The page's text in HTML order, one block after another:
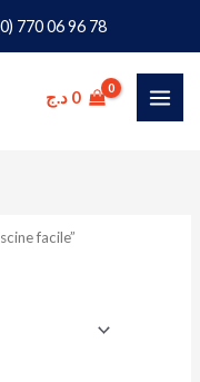
770 06 96 78
0 د.ج
facile”